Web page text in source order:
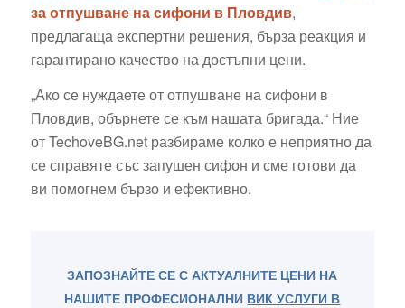
за отпушване на сифони в Пловдив,
предлагаща експертни решения, бърза реакция и
гарантирано качество на достъпни цени.
„Ако се нуждаете от отпушване на сифони в
Пловдив, обърнете се към нашата бригада.“ Ние
от TechoveBG.net разбираме колко е неприятно да
се справяте със запушен сифон и сме готови да
ви помогнем бързо и ефективно.
ЗАПОЗНАЙТЕ СЕ С АКТУАЛНИТЕ ЦЕНИ НА
НАШИТЕ ПРОФЕСИОНАЛНИ ВИК УСЛУГИ В